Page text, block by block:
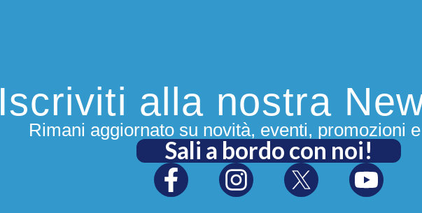
Iscriviti alla nostra
Rimani aggiornato su novità, eventi, promozioni
Sali a bordo con noi!